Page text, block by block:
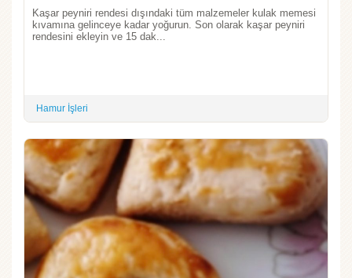
Kaşar peyniri rendesi dışındaki tüm malzemeler kulak memesi
kıvamına gelinceye kadar yoğurun. Son olarak kaşar peyniri
rendesini ekleyin ve 15 dak...
Hamur İşleri